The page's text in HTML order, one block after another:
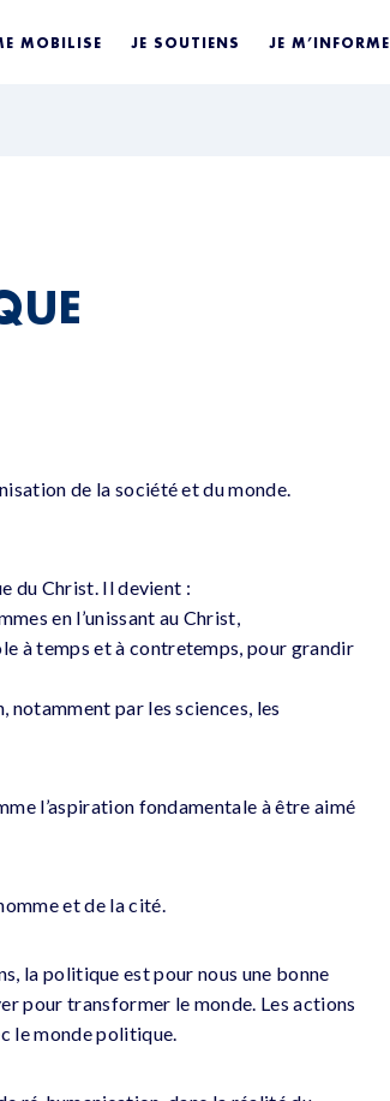
MOBILISE JE SOUTIENS JE M’INFORME
de la société et du monde.
du Christ. Il devient :
en l’unissant au Christ,
à temps et à contretemps, pour grandir
notamment par les sciences, les
l’aspiration fondamentale à être aimé
et de la cité.
la politique est pour nous une bonne
pour transformer le monde. Les actions
le monde politique.